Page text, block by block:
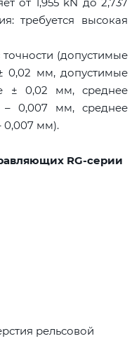
требуется высокая
(допустимые
0,02 мм, допустимые
± 0,02 мм, среднее
– 0,007 мм, среднее
0,007 мм).
RG-серии
рельсовой